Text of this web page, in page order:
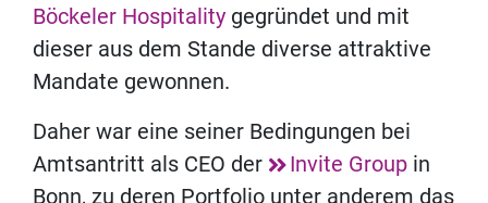
Böckeler Hospitality gegründet und mit
dieser aus dem Stande diverse attraktive
Mandate gewonnen.
Daher war eine seiner Bedingungen bei
Amtsantritt als CEO der
Invite Group in
Bonn, zu deren Portfolio unter anderem das